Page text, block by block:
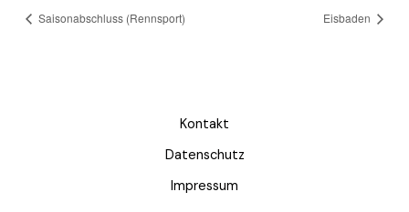
Saisonabschluss (Rennsport) Eisbaden
Kontakt
Datenschutz
Impressum